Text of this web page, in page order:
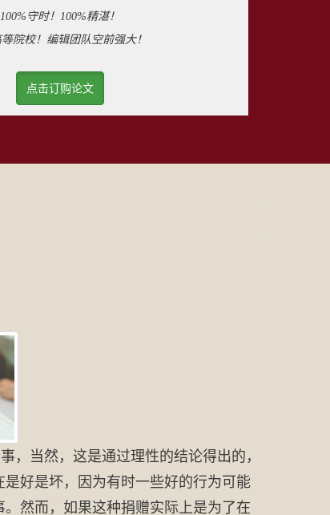
守时！100%精湛！
院校！编辑团队空前强大！
点击订购论文
，当然，这是通过理性的结论得出的，
好是坏，因为有时一些好的行为可能
然而，如果这种捐赠实际上是为了在